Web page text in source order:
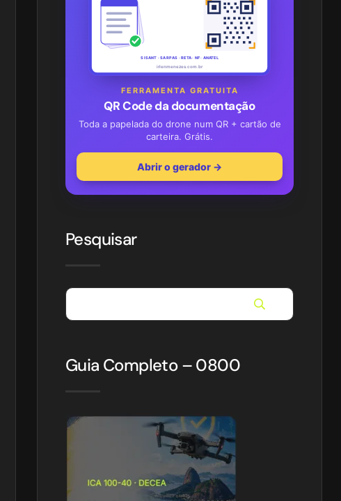
SISANT · SARPAS · RETA · NF · ANATEL
irlenmenezes.com.br
FERRAMENTA GRATUITA
QR Code da documentação
Toda a papelada do drone num QR + cartão de
carteira. Grátis.
Abrir o gerador →
Pesquisar
Guia Completo – 0800